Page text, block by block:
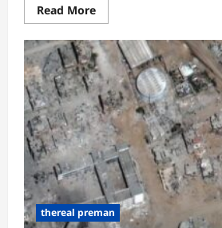
Read MoreRead
more
Citra
Satelit
Ungkap
Serangan
Iran
Hancurkan
20
Pangkalan
Militer
AS,
Ini
6
Faktanya
thereal preman